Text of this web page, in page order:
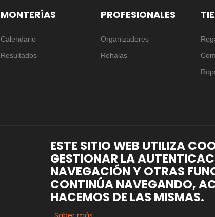
MONTERÍAS
Calendario
Resultados
PROFESIONALES
Organizadores
Rehalas
ESTE SITIO WEB UTILIZA
GESTIONAR LA
NAVEGACIÓN Y OTRAS
CONTINÚA NAVEGANDO,
HACEMOS DE LAS MISMAS.